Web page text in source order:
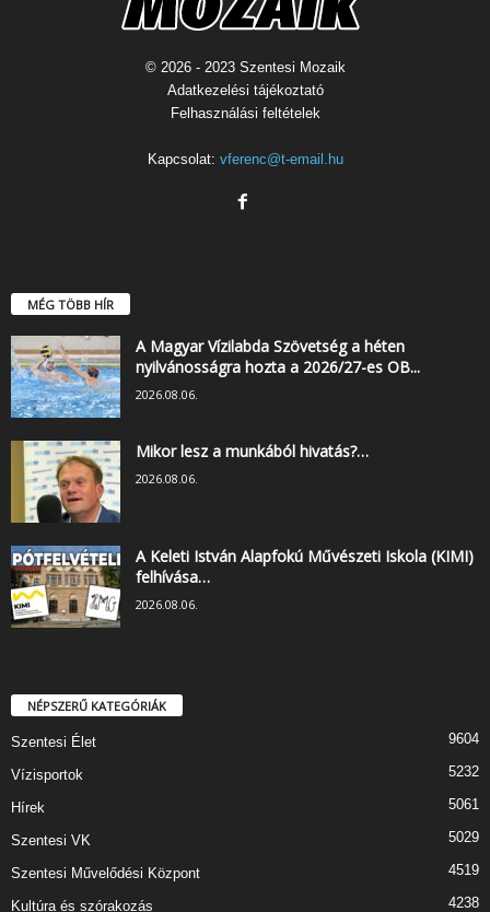
© 2026 - 2023 Szentesi Mozaik
Adatkezelési tájékoztató
Felhasználási feltételek
Kapcsolat: vferenc@t-email.hu
MÉG TÖBB HÍR
A Magyar Vízilabda Szövetség a héten
nyilvánosságra hozta a 2026/27-es OB...
2026.08.06.
Mikor lesz a munkából hivatás?…
2026.08.06.
A Keleti István Alapfokú Művészeti Iskola (KIMI)
felhívása…
2026.08.06.
NÉPSZERŰ KATEGÓRIÁK
Szentesi Élet 9604
Vízisportok 5232
Hírek 5061
Szentesi VK 5029
Szentesi Művelődési Központ 4519
Kultúra és szórakozás 4238